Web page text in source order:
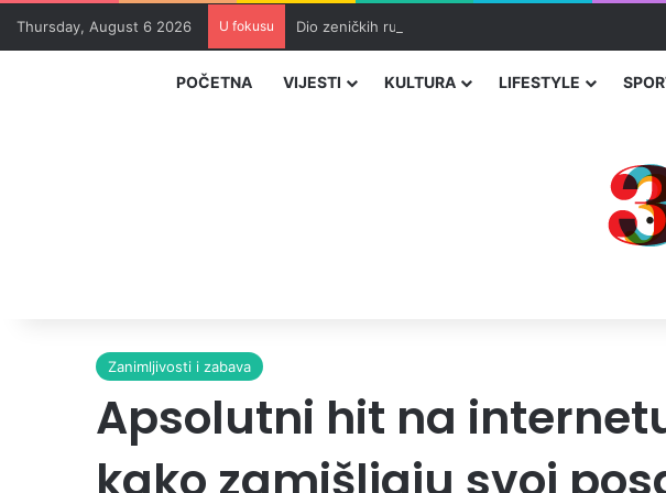
Thursday, August 6 2026 U fokusu Dio zeničkih rudara u jami zbog neisplaćenih plata i
POČETNA VIJESTI KULTURA LIFESTYLE
Zanimljivosti i zabava
Apsolutni hit na
kako zamišljaju svoj